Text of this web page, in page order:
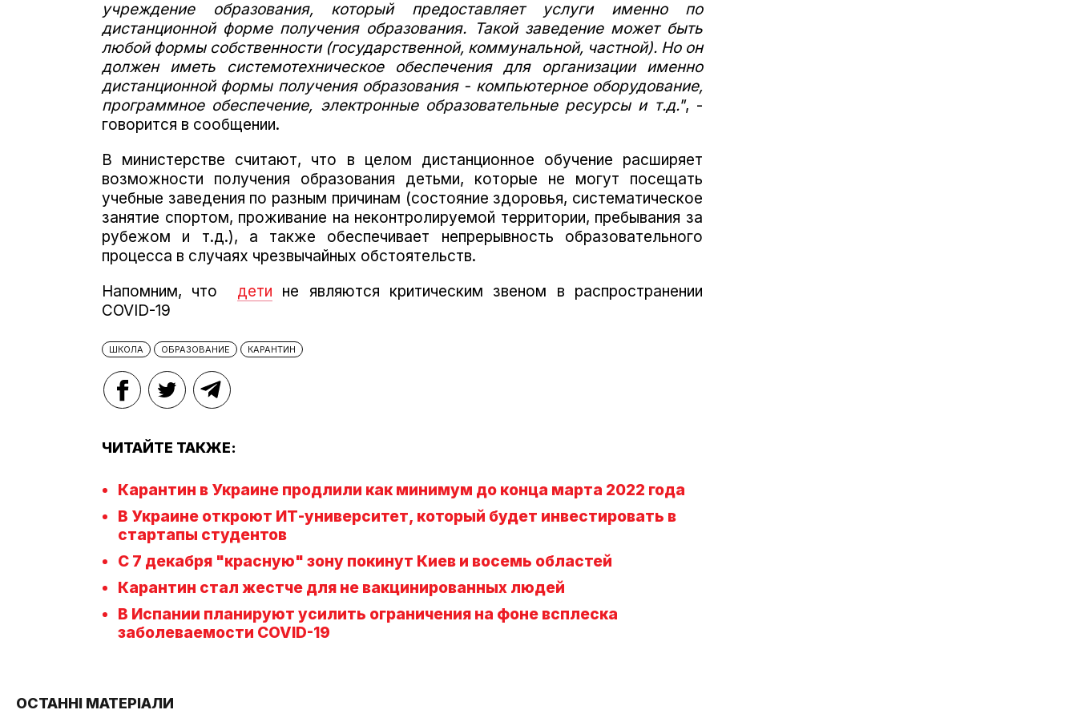
учреждение образования, который предоставляет услуги именно по
дистанционной форме получения образования. Такой заведение может быть
любой формы собственности (государственной, коммунальной, частной). Но он
должен иметь системотехническое обеспечения для организации именно
дистанционной формы получения образования - компьютерное оборудование,
программное обеспечение, электронные образовательные ресурсы и т.д.", -
говорится в сообщении.
В министерстве считают, что в целом дистанционное обучение расширяет
возможности получения образования детьми, которые не могут посещать
учебные заведения по разным причинам (состояние здоровья, систематическое
занятие спортом, проживание на неконтролируемой территории, пребывания за
рубежом и т.д.), а также обеспечивает непрерывность образовательного
процесса в случаях чрезвычайных обстоятельств.
Напомним, что дети
не являются критическим звеном в распространении
COVID-19
ШКОЛА ОБРАЗОВАНИЕ КАРАНТИН
ЧИТАЙТЕ ТАКЖЕ:
Карантин в Украине продлили как минимум до конца марта 2022 года
В Украине откроют ИТ-университет, который будет инвестировать в
стартапы студентов
С 7 декабря "красную" зону покинут Киев и восемь областей
Карантин стал жестче для не вакцинированных людей
В Испании планируют усилить ограничения на фоне всплеска
заболеваемости COVID-19
ОСТАННІ МАТЕРІАЛИ